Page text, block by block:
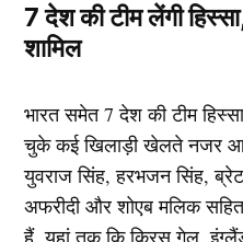
7 देश की टीम लेंगी
शामिल
भारत समेत 7 देश की टीम
चुके कई खिलाड़ी खेलते नजर आते
युवराज सिंह, हरभजन सिंह,
अफरीदी और शोएब मलिक